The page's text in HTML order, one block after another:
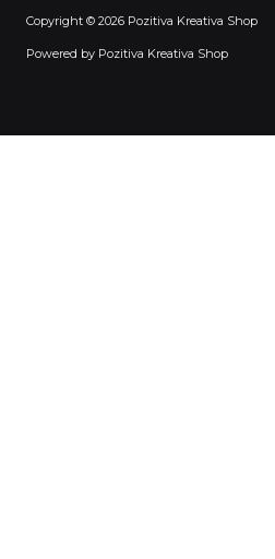
Copyright © 2026 Pozitiva Kreativa Shop
Powered by Pozitiva Kreativa Shop